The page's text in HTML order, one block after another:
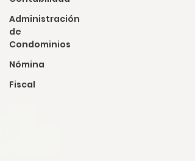
Administración
de
Condominios
Nómina
Fiscal